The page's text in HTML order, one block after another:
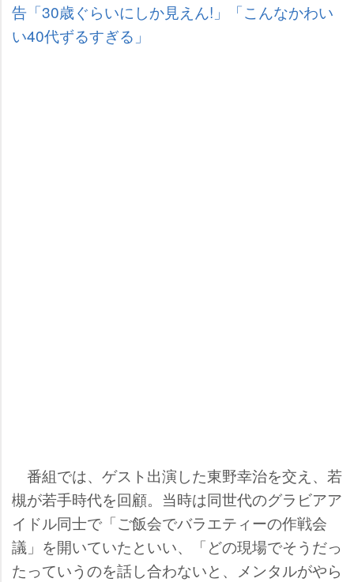
告「30歳ぐらいにしか見えん!」「こんなかわい
い40代ずるすぎる」
番組では、ゲスト出演した東野幸治を交え、若
槻が若手時代を回顧。当時は同世代のグラビアア
イドル同士で「ご飯会でバラエティーの作戦会
議」を開いていたといい、「どの現場でそうだっ
たっていうのを話し合わないと、メンタルがやら